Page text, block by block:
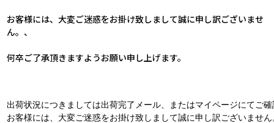
お客様には、大変ご迷惑をお掛け致しまして誠に申し訳ございませ
ん。、
何卒ご了承頂きますようお願い申し上げます。
出荷状況につきましては出荷完了メール、またはマイページにてご
お客様には、大変ご迷惑をお掛け致しまして誠に申し訳ございません